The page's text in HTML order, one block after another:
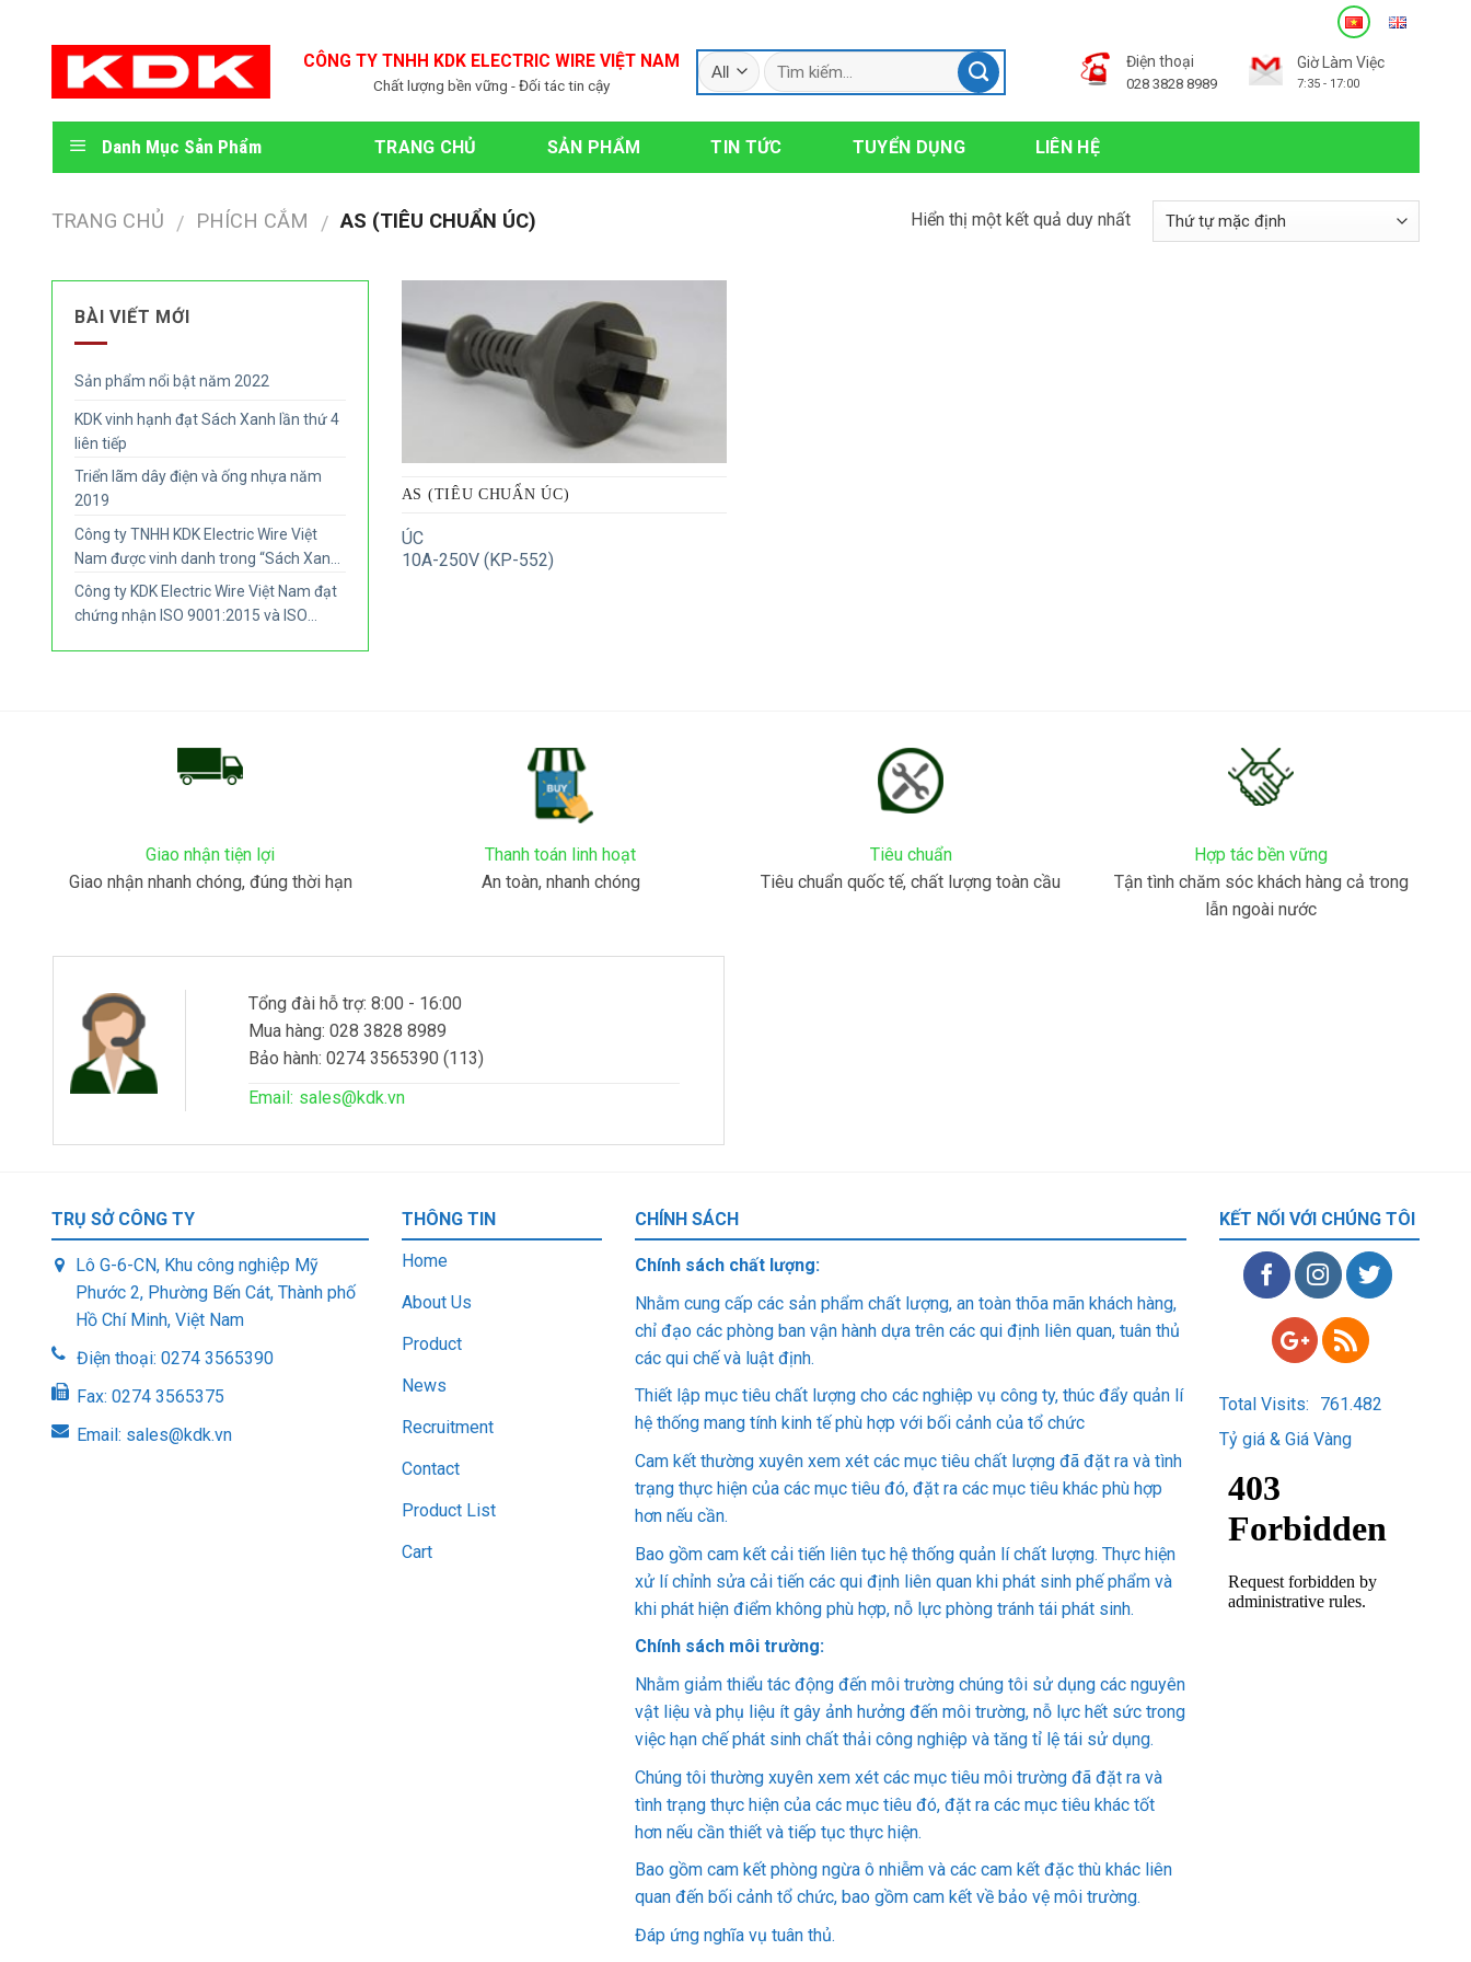
CÔNG TY TNHH KDK ELECTRIC WIRE VIỆT NAM
Chất lượng bền vững - Đối tác tin cậy
Điện thoại
028 3828 8989
Giờ Làm Việc
7:35 - 17:00
Danh Mục Sản Phẩm TRANG CHỦ SẢN PHẨM TIN TỨC TUYỂN DỤNG LIÊN HỆ
TRANG CHỦ / PHÍCH CẮM / AS (TIÊU CHUẨN ÚC) Hiển thị một kết quả duy nhất
BÀI VIẾT MỚI
Sản phẩm nổi bật năm 2022
KDK vinh hạnh đạt Sách Xanh lần thứ 4
liên tiếp
Triển lãm dây điện và ống nhựa năm
2019
Công ty TNHH KDK Electric Wire Việt
Nam được vinh danh trong “Sách Xanh
Bình Dương 2018”
Công ty KDK Electric Wire Việt Nam đạt
chứng nhận ISO 9001:2015 và ISO
AS (TIÊU CHUẨN ÚC)
ÚC
10A-250V (KP-552)
Giao nhận tiện lợi
Giao nhận nhanh chóng, đúng thời hạn
Thanh toán linh hoạt
An toàn, nhanh chóng
Tiêu chuẩn
Tiêu chuẩn quốc tế, chất lượng toàn cầu
Hợp tác bền vững
Tận tình chăm sóc khách hàng cả trong
lẫn ngoài nước
Tổng đài hỗ trợ: 8:00 - 16:00
Mua hàng: 028 3828 8989
Bảo hành: 0274 3565390 (113)
Email: sales@kdk.vn
TRỤ SỞ CÔNG TY
Lô G-6-CN, Khu công nghiệp Mỹ
Phước 2, Phường Bến Cát, Thành phố
Hồ Chí Minh, Việt Nam
Điện thoại: 0274 3565390
Fax: 0274 3565375
Email: sales@kdk.vn
THÔNG TIN
Home
About Us
Product
News
Recruitment
Contact
Product List
Cart
CHÍNH SÁCH
Chính sách chất lượng:
Nhằm cung cấp các sản phẩm chất lượng, an toàn thõa mãn khách hàng,
chỉ đạo các phòng ban vận hành dựa trên các qui định liên quan, tuân thủ
các qui chế và luật định.
Thiết lập mục tiêu chất lượng cho các nghiệp vụ công ty, thúc đẩy quản lí
hệ thống mang tính kinh tế phù hợp với bối cảnh của tổ chức
Cam kết thường xuyên xem xét các mục tiêu chất lượng đã đặt ra và tình
trạng thực hiện của các mục tiêu đó, đặt ra các mục tiêu khác phù hợp
hơn nếu cần.
Bao gồm cam kết cải tiến liên tục hệ thống quản lí chất lượng. Thực hiện
xử lí chỉnh sửa cải tiến các qui định liên quan khi phát sinh phế phẩm và
khi phát hiện điểm không phù hợp, nỗ lực phòng tránh tái phát sinh.
Chính sách môi trường:
Nhằm giảm thiểu tác động đến môi trường chúng tôi sử dụng các nguyên
vật liệu và phụ liệu ít gây ảnh hưởng đến môi trường, nỗ lực hết sức trong
việc hạn chế phát sinh chất thải công nghiệp và tăng tỉ lệ tái sử dụng.
Chúng tôi thường xuyên xem xét các mục tiêu môi trường đã đặt ra và
tình trạng thực hiện của các mục tiêu đó, đặt ra các mục tiêu khác tốt
hơn nếu cần thiết và tiếp tục thực hiện.
Bao gồm cam kết phòng ngừa ô nhiễm và các cam kết đặc thù khác liên
quan đến bối cảnh tổ chức, bao gồm cam kết về bảo vệ môi trường.
Đáp ứng nghĩa vụ tuân thủ.
KẾT NỐI VỚI CHÚNG TÔI
Total Visits:
761.482
Tỷ giá & Giá Vàng